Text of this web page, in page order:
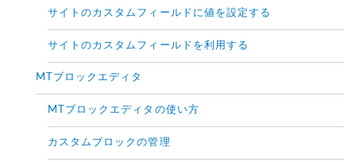
サイトのカスタムフィールドに値を設定する
サイトのカスタムフィールドを利用する
MTブロックエディタ
MTブロックエディタの使い方
カスタムブロックの管理